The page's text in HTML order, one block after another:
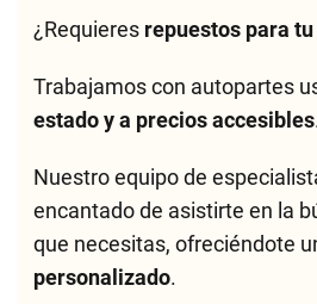
¿Requieres repuestos para
Trabajamos con autopartes
estado y a precios accesibles
Nuestro equipo de
encantado de asistirte en la
que necesitas, ofreciéndote
personalizado.